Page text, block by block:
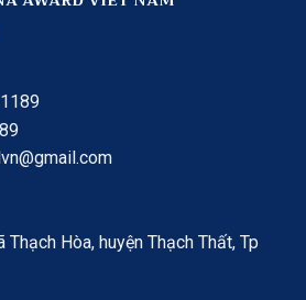
Thạch Hòa, huyện Thạch Thất, Tp